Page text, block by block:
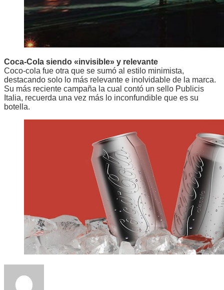
Coca-Cola siendo «invisible» y relevante
Coco-cola fue otra que se sumó al estilo minimista,
destacando solo lo más relevante e inolvidable de la marca.
Su más reciente campaña la cual contó un sello Publicis
Italia, recuerda una vez más lo inconfundible que es su
botella.